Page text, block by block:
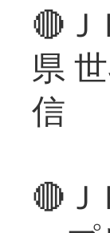
🔴
県
信
🔴